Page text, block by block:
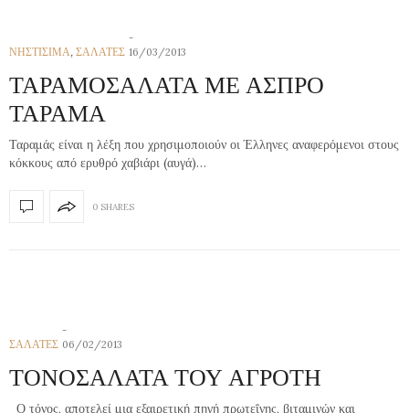
ΝΗΣΤΙΣΙΜΑ, ΣΑΛΑΤΕΣ 16/03/2013
ΤΑΡΑΜΟΣΑΛΑΤΑ ΜΕ ΑΣΠΡΟ
ΤΑΡΑΜΑ
Ταραμάς είναι η λέξη που χρησιμοποιούν οι Έλληνες αναφερόμενοι στους
κόκκους από ερυθρό χαβιάρι (αυγά)…
0 SHARES
ΣΑΛΑΤΕΣ 06/02/2013
ΤΟΝΟΣΑΛΑΤΑ ΤΟΥ ΑΓΡΟΤΗ
Ο τόνος, αποτελεί μια εξαιρετική πηγή πρωτεΐνης, βιταμινών και